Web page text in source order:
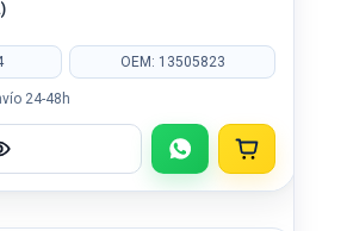
OEM: 13505823
24-48h